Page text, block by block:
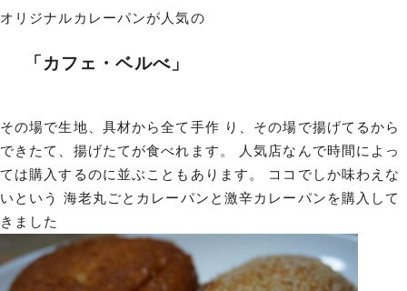
オリジナルカレーパンが人気の
「カフェ・ベルべ」
その場で生地、具材から全て手作 り、その場で揚げてるから
できたて、揚げたてが食べれます。 人気店なんで時間によっ
ては購入するのに並ぶこともあります。 ココでしか味わえな
いという 海老丸ごとカレーパンと激辛カレーパンを購入して
きました